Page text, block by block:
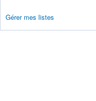
Gérer mes listes